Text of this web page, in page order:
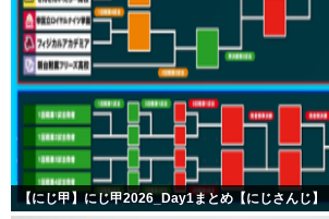
【にじ甲】にじ甲2026_Day1まとめ【にじさんじ】